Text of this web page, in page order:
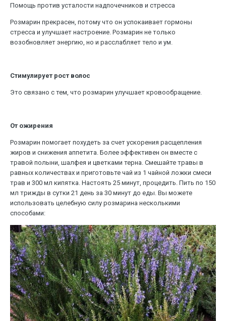
Помощь против усталости надпочечников и стресса
Розмарин прекрасен, потому что он успокаивает гормоны
стресса и улучшает настроение. Розмарин не только
возобновляет энергию, но и расслабляет тело и ум.
Стимулирует рост волос
Это связано с тем, что розмарин улучшает кровообращение.
От ожирения
Розмарин помогает похудеть за счет ускорения расщепления
жиров и снижения аппетита. Более эффективен он вместе с
травой полыни, шалфея и цветками терна. Смешайте травы в
равных количествах и приготовьте чай из 1 чайной ложки смеси
трав и 300 мл кипятка. Настоять 25 минут, процедить. Пить по 150
мл трижды в сутки 21 день за 30 минут до еды. Вы можете
использовать целебную силу розмарина несколькими
способами: